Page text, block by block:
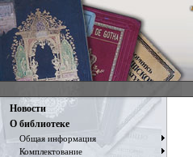
Новости
О библиотеке
Общая информация
Комплектование